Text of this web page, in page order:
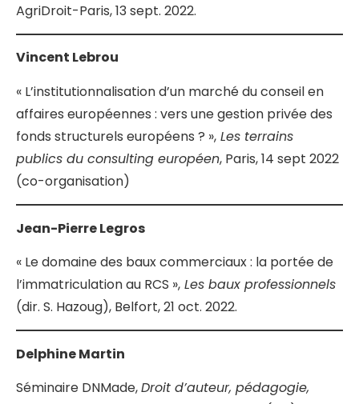
AgriDroit-Paris, 13 sept. 2022.
Vincent Lebrou
« L’institutionnalisation d’un marché du conseil en
affaires européennes : vers une gestion privée des
fonds structurels européens ? », Les terrains
publics du consulting européen, Paris, 14 sept 2022
(co-organisation)
Jean-Pierre Legros
« Le domaine des baux commerciaux : la portée de
l’immatriculation au RCS », Les baux professionnels
(dir. S. Hazoug), Belfort, 21 oct. 2022.
Delphine Martin
Séminaire DNMade,Droit d’auteur, pédagogie,